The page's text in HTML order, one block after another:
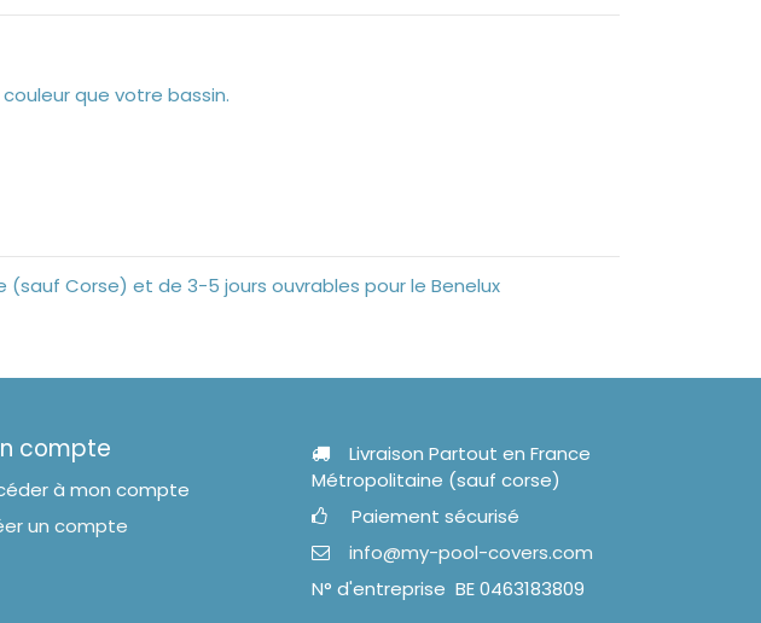
que votre bassin.
Corse) et de 3-5 jours ouvrables pour le Benelux
compte
à mon compte
un compte
Livraison Partout en France
Métropolitaine (sauf corse)
Paiement sécurisé
info@my-pool-covers.com
N° d'entreprise BE 0463183809